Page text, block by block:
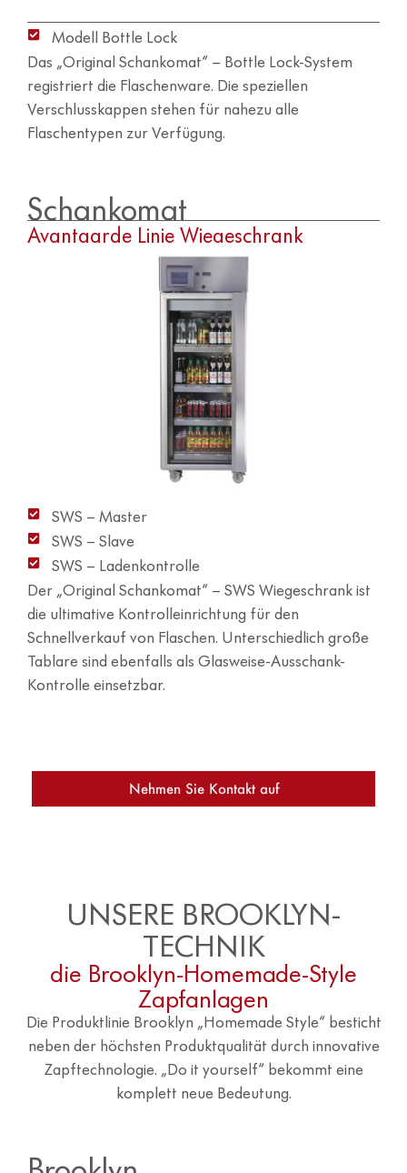
Modell Bottle Lock
Das „Original Schankomat“ – Bottle Lock-System
registriert die Flaschenware. Die speziellen
Verschlusskappen stehen für nahezu alle
Flaschentypen zur Verfügung.
Schankomat
Avantgarde Linie Wiegeschrank
SWS – Master
SWS – Slave
SWS – Ladenkontrolle
Der „Original Schankomat“ – SWS Wiegeschrank ist
die ultimative Kontrolleinrichtung für den
Schnellverkauf von Flaschen. Unterschiedlich große
Tablare sind ebenfalls als Glasweise-Ausschank-
Kontrolle einsetzbar.
Nehmen Sie Kontakt auf
UNSERE BROOKLYN-
TECHNIK
die Brooklyn-Homemade-Style
Zapfanlagen
Die Produktlinie Brooklyn „Homemade Style“ besticht
neben der höchsten Produktqualität durch innovative
Zapftechnologie. „Do it yourself“ bekommt eine
komplett neue Bedeutung.
Brooklyn